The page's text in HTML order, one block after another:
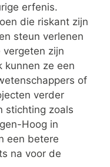
erfenis.
die riskant zijn
steun verlenen
vergeten zijn
kunnen ze een
of
verder
stichting zoals
Hoog in
een betere
na voor de